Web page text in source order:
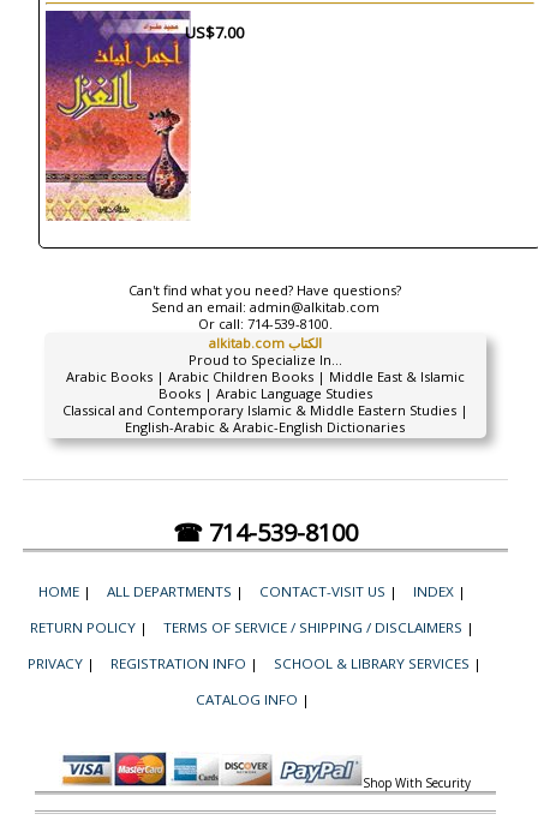
US$7.00
Can't find what you need? Have questions?
Send an email: admin@alkitab.com
Or call: 714-539-8100.
alkitab.com الكتاب
Proud to Specialize In...
Arabic Books | Arabic Children Books | Middle East & Islamic
Books | Arabic Language Studies
Classical and Contemporary Islamic & Middle Eastern Studies |
English-Arabic & Arabic-English Dictionaries
☎ 714-539-8100
HOME | ALL DEPARTMENTS | CONTACT-VISIT US | INDEX |
RETURN POLICY | TERMS OF SERVICE / SHIPPING / DISCLAIMERS |
PRIVACY | REGISTRATION INFO | SCHOOL & LIBRARY SERVICES |
CATALOG INFO |
Shop With Security